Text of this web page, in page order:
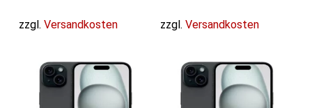
zzgl.Versandkosten zzgl.Versandkosten